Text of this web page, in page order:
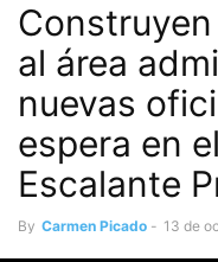
al área
nuevas
espera en
Escalante
By Carmen Picado - 13 de